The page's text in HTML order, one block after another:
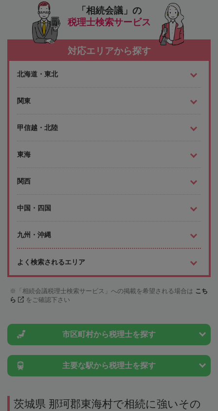
「相続会議」の
税理士検索サービス
対応エリアから探す
北海道・東北
関東
甲信越・北陸
東海
関西
中国・四国
九州・沖縄
よく検索されるエリア
「相続会議税理士検索サービス」への掲載を希望される場合は こち
ら
をご確認下さい
市区町村から税理士を探す
主要な駅から税理士を探す
茨城県 那珂郡東海村で相続に強いその